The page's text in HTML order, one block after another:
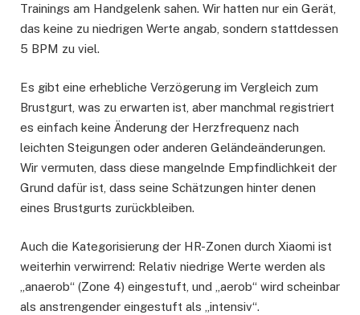
Trainings am Handgelenk sahen. Wir hatten nur ein Gerät,
das keine zu niedrigen Werte angab, sondern stattdessen
5 BPM zu viel.
Es gibt eine erhebliche Verzögerung im Vergleich zum
Brustgurt, was zu erwarten ist, aber manchmal registriert
es einfach keine Änderung der Herzfrequenz nach
leichten Steigungen oder anderen Geländeänderungen.
Wir vermuten, dass diese mangelnde Empfindlichkeit der
Grund dafür ist, dass seine Schätzungen hinter denen
eines Brustgurts zurückbleiben.
Auch die Kategorisierung der HR-Zonen durch Xiaomi ist
weiterhin verwirrend: Relativ niedrige Werte werden als
„anaerob“ (Zone 4) eingestuft, und „aerob“ wird scheinbar
als anstrengender eingestuft als „intensiv“.